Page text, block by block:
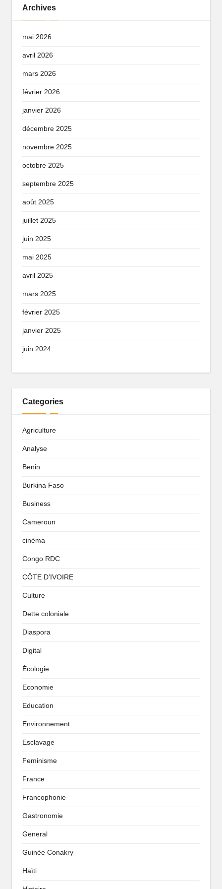
Archives
mai 2026
avril 2026
mars 2026
février 2026
janvier 2026
décembre 2025
novembre 2025
octobre 2025
septembre 2025
août 2025
juillet 2025
juin 2025
mai 2025
avril 2025
mars 2025
février 2025
janvier 2025
juin 2024
Categories
Agriculture
Analyse
Benin
Burkina Faso
Business
Cameroun
cinéma
Congo RDC
CÔTE D’IVOIRE
Culture
Dette coloniale
Diaspora
Digital
Écologie
Economie
Education
Environnement
Esclavage
Feminisme
France
Francophonie
Gastronomie
General
Guinée Conakry
Haïti